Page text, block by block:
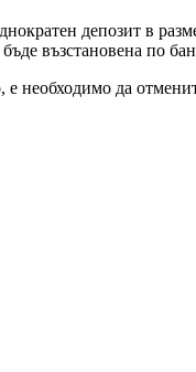
депозит в
възстановена по
необходимо да